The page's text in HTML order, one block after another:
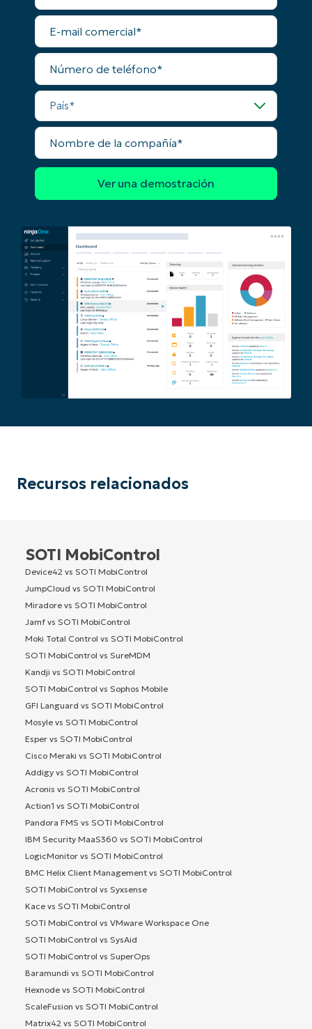
apellidos
E-
mail
comercial
Número
teléfono
País
Nombre
la
compañía
Recursos relacionados
SOTI MobiControl
Device42 vs SOTI MobiControl
JumpCloud vs SOTI MobiControl
Miradore vs SOTI MobiControl
Jamf vs SOTI MobiControl
Moki Total Control vs SOTI MobiControl
SOTI MobiControl vs SureMDM
Kandji vs SOTI MobiControl
SOTI MobiControl vs Sophos Mobile
GFI Languard vs SOTI MobiControl
Mosyle vs SOTI MobiControl
Esper vs SOTI MobiControl
Cisco Meraki vs SOTI MobiControl
Addigy vs SOTI MobiControl
Acronis vs SOTI MobiControl
Action1 vs SOTI MobiControl
Pandora FMS vs SOTI MobiControl
IBM Security MaaS360 vs SOTI MobiControl
LogicMonitor vs SOTI MobiControl
BMC Helix Client Management vs SOTI MobiControl
SOTI MobiControl vs Syxsense
Kace vs SOTI MobiControl
SOTI MobiControl vs VMware Workspace One
SOTI MobiControl vs SysAid
SOTI MobiControl vs SuperOps
Baramundi vs SOTI MobiControl
Hexnode vs SOTI MobiControl
ScaleFusion vs SOTI MobiControl
Matrix42 vs SOTI MobiControl
First
last
name*
Business
email*
number*
name*